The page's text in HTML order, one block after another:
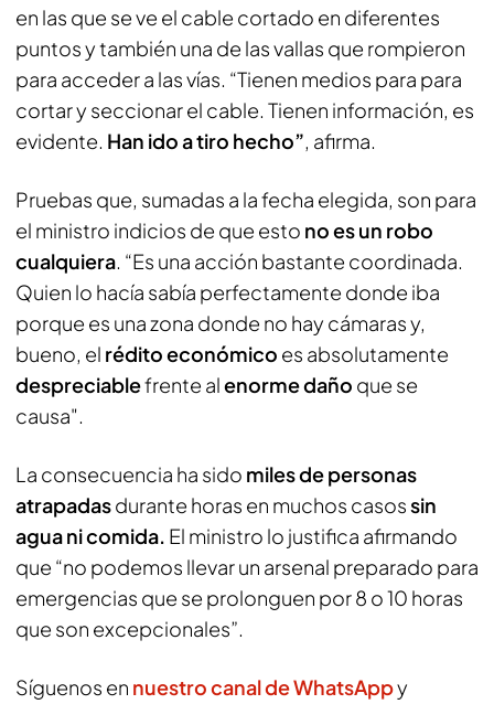
en las que se ve el cable cortado en diferentes
puntos y también una de las vallas que rompieron
para acceder a las vías. “Tienen medios para para
cortar y seccionar el cable. Tienen información, es
evidente. Han ido a tiro hecho”, afirma.
Pruebas que, sumadas a la fecha elegida, son para
el ministro indicios de que esto no es un robo
cualquiera. “Es una acción bastante coordinada.
Quien lo hacía sabía perfectamente donde iba
porque es una zona donde no hay cámaras y,
bueno, el rédito económico es absolutamente
despreciablefrente alenorme daño que se
causa".
La consecuencia ha sido miles de personas
atrapadasdurante horas en muchos casossin
agua ni comida. El ministro lo justifica afirmando
que “no podemos llevar un arsenal preparado para
emergencias que se prolonguen por 8 o 10 horas
que son excepcionales”.
Síguenos en nuestro canal de WhatsAppy